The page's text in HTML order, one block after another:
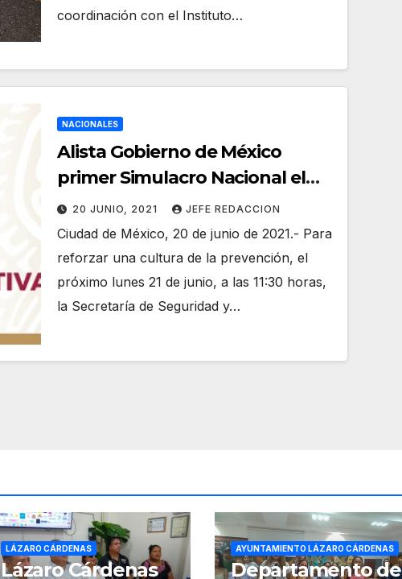
coordinación con el Instituto…
NACIONALES
Alista Gobierno de México
primer Simulacro Nacional el
lunes 21 de junio
20 JUNIO, 2021 JEFE REDACCION
Ciudad de México, 20 de junio de 2021.- Para
reforzar una cultura de la prevención, el
próximo lunes 21 de junio, a las 11:30 horas,
la Secretaría de Seguridad y…
LÁZARO CÁRDENAS
Lázaro Cárdenas
AYUNTAMIENTO LÁZARO CÁRDENAS
Departamento de